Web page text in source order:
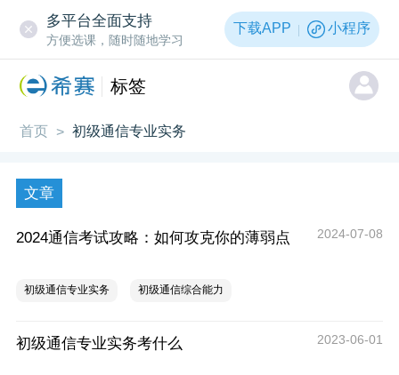
多平台全面支持
方便选课，随时随地学习
下载APP 小程序
标签
首页 > 初级通信专业实务
文章
2024通信考试攻略：如何攻克你的薄弱点 2024-07-08
初级通信专业实务 初级通信综合能力
初级通信专业实务考什么 2023-06-01